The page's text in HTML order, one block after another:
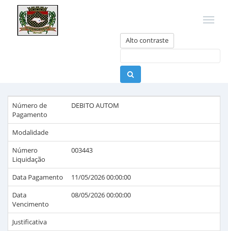
Alto contraste
Número de
Pagamento
DEBITO AUTOM
Modalidade
Número
Liquidação
003443
Data Pagamento
11/05/2026 00:00:00
Data
Vencimento
08/05/2026 00:00:00
Justificativa